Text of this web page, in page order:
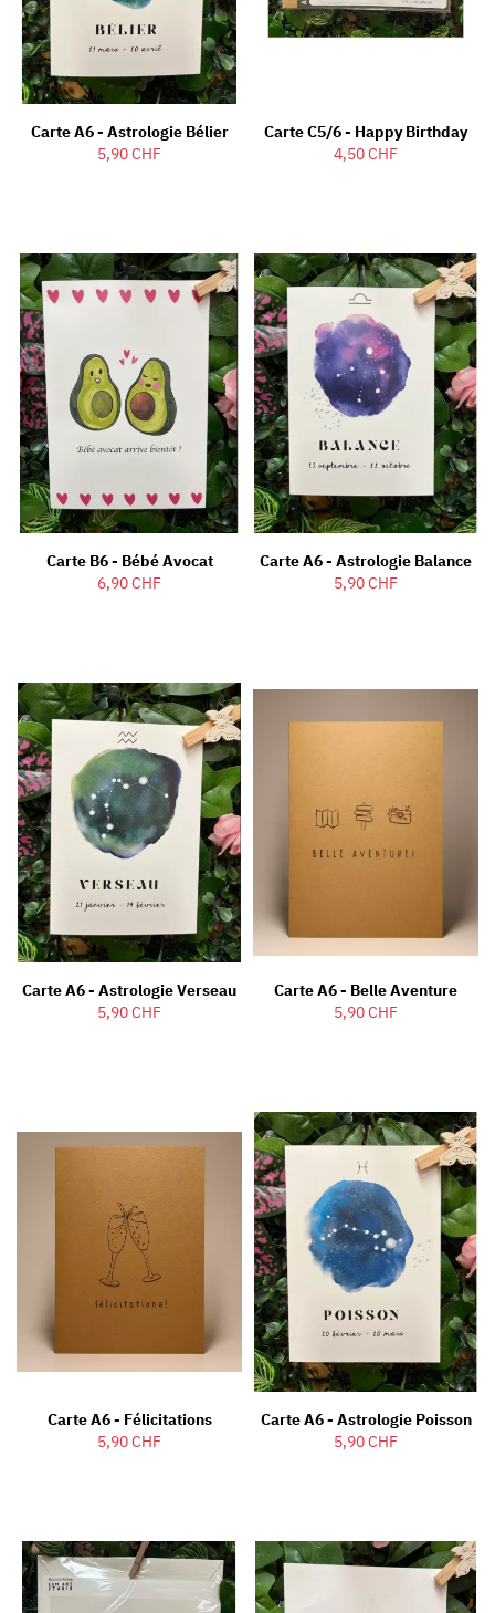
Carte A6 - Astrologie Bélier
5,90 CHF
Carte C5/6 - Happy Birthday
4,50 CHF
Carte B6 - Bébé Avocat
6,90 CHF
Carte A6 - Astrologie Balance
5,90 CHF
Carte A6 - Astrologie Verseau
5,90 CHF
Carte A6 - Belle Aventure
5,90 CHF
Carte A6 - Félicitations
5,90 CHF
Carte A6 - Astrologie Poisson
5,90 CHF